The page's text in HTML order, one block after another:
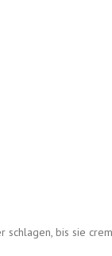
schlagen, bis sie